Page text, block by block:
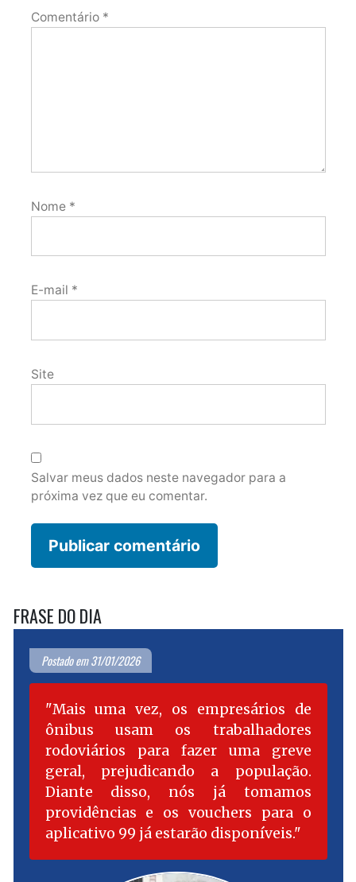
Comentário *
Nome *
E-mail *
Site
Salvar meus dados neste navegador para a
próxima vez que eu comentar.
FRASE DO DIA
Postado em 31/01/2026
Mais uma vez, os empresários de
ônibus usam os trabalhadores
rodoviários para fazer uma greve
geral, prejudicando a população.
Diante disso, nós já tomamos
providências e os vouchers para o
aplicativo 99 já estarão disponíveis.